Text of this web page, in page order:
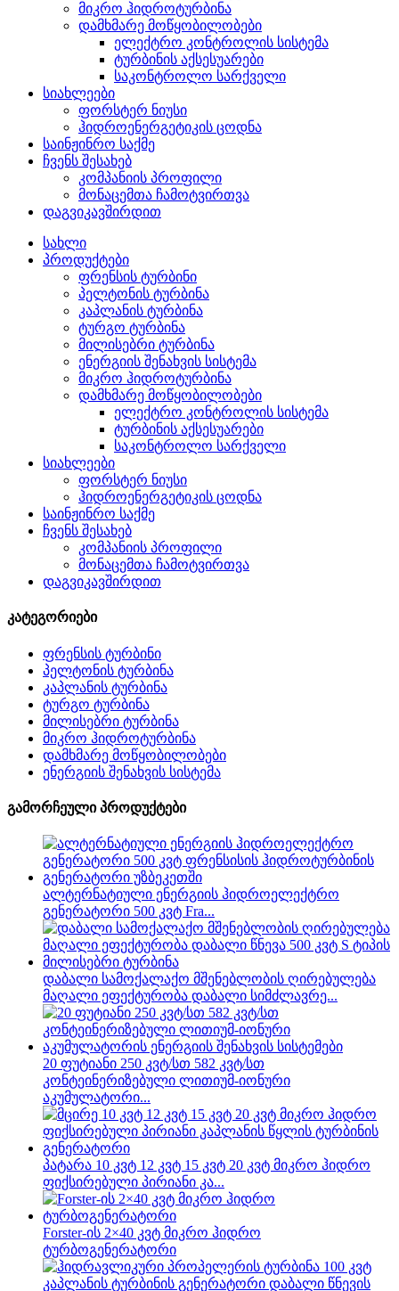
მიკრო ჰიდროტურბინა
დამხმარე მოწყობილობები
ელექტრო კონტროლის სისტემა
ტურბინის აქსესუარები
საკონტროლო სარქველი
სიახლეები
ფორსტერ ნიუსი
ჰიდროენერგეტიკის ცოდნა
საინჟინრო საქმე
ჩვენს შესახებ
კომპანიის პროფილი
მონაცემთა ჩამოტვირთვა
დაგვიკავშირდით
სახლი
პროდუქტები
ფრენსის ტურბინი
პელტონის ტურბინა
კაპლანის ტურბინა
ტურგო ტურბინა
მილისებრი ტურბინა
ენერგიის შენახვის სისტემა
მიკრო ჰიდროტურბინა
დამხმარე მოწყობილობები
ელექტრო კონტროლის სისტემა
ტურბინის აქსესუარები
საკონტროლო სარქველი
სიახლეები
ფორსტერ ნიუსი
ჰიდროენერგეტიკის ცოდნა
საინჟინრო საქმე
ჩვენს შესახებ
კომპანიის პროფილი
მონაცემთა ჩამოტვირთვა
დაგვიკავშირდით
კატეგორიები
ფრენსის ტურბინი
პელტონის ტურბინა
კაპლანის ტურბინა
ტურგო ტურბინა
მილისებრი ტურბინა
მიკრო ჰიდროტურბინა
დამხმარე მოწყობილობები
ენერგიის შენახვის სისტემა
გამორჩეული პროდუქტები
ალტერნატიული ენერგიის ჰიდროელექტრო
გენერატორი 500 კვტ Fra...
დაბალი სამოქალაქო მშენებლობის ღირებულება
მაღალი ეფექტურობა დაბალი სიმძლავრე...
20 ფუტიანი 250 კვტ/სთ 582 კვტ/სთ
კონტეინერიზებული ლითიუმ-იონური
აკუმულატორი...
პატარა 10 კვტ 12 კვტ 15 კვტ 20 კვტ მიკრო ჰიდრო
ფიქსირებული პირიანი კა...
Forster-ის 2×40 კვტ მიკრო ჰიდრო
ტურბოგენერატორი